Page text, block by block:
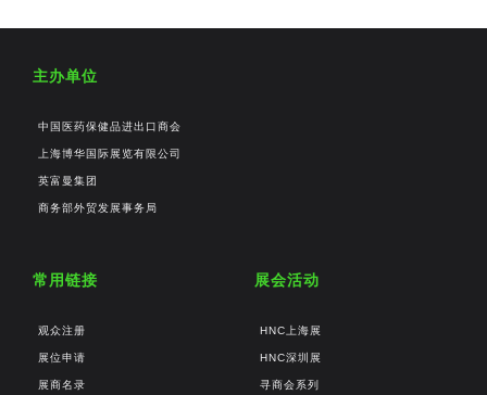
主办单位
中国医药保健品进出口商会
上海博华国际展览有限公司
英富曼集团
商务部外贸发展事务局
常用链接
观众注册
展位申请
展商名录
展会活动
HNC上海展
HNC深圳展
寻商会系列